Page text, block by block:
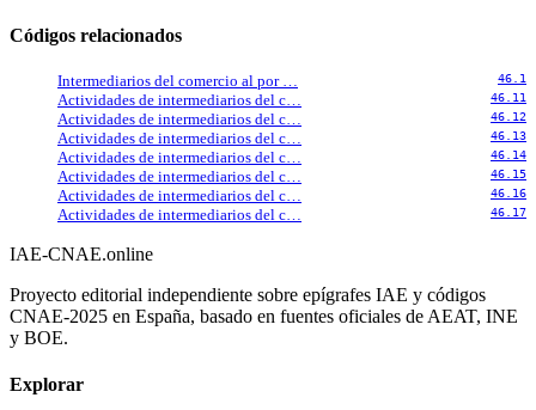
Códigos relacionados
Intermediarios del comercio al por … 46.1
Actividades de intermediarios del c… 46.11
Actividades de intermediarios del c… 46.12
Actividades de intermediarios del c… 46.13
Actividades de intermediarios del c… 46.14
Actividades de intermediarios del c… 46.15
Actividades de intermediarios del c… 46.16
Actividades de intermediarios del c… 46.17
IAE-CNAE.online
Proyecto editorial independiente sobre epígrafes IAE y códigos
CNAE-2025 en España, basado en fuentes oficiales de AEAT, INE
y BOE.
Explorar